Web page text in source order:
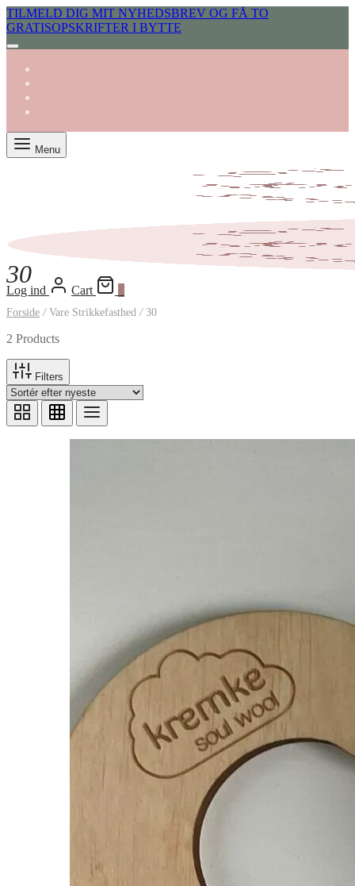
TILMELD DIG MIT NYHEDSBREV OG FÅ TO
GRATISOPSKRIFTER I BYTTE
Menu
Log ind Cart
30
Forside /Vare Strikkefasthed /30
2 Products
Filters